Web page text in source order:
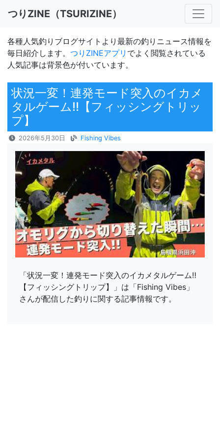
つりZINE（TSURIZINE）
各種人気釣りブログサイトより最新の釣りニュース情報を
毎日紹介します。 つりZINEアプリ でよく閲覧されている
人気記事は背景色が付いています。
状況一変！連発モード突入のイカメ
タルゲーム‼【フィッシングトリッ
プ】
2026年5月30日 Fishing Vibes
「状況一変！連発モード突入のイカメタルゲーム‼
【フィッシングトリップ】」は「Fishing Vibes」
さんが配信した釣りに関する記事情報です。